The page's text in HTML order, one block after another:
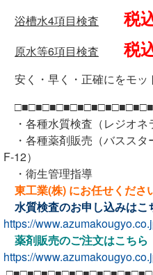
浴槽水4項目検査 税
原水等6項目検査 税
安く・早く・正確にをモッ
・各種水質検査（レジオネ
・各種薬剤販売（バススタ
F-12）
・衛生管理指導
東工業(株) にお任せくださ
水質検査のお申し込みはこ
https://
薬剤販売のご注文はこちら
https://